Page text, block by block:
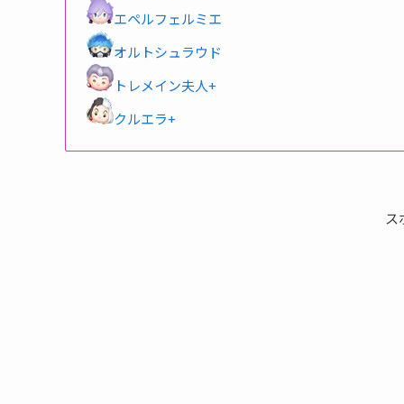
エペルフェルミエ
オルトシュラウド
トレメイン夫人+
クルエラ+
ス